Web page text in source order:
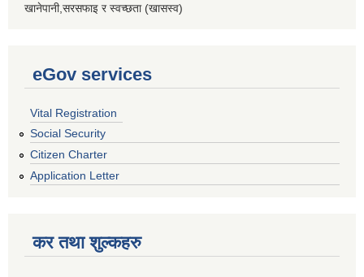
खानेपानी,सरसफाइ र स्वच्छता (खासस्व)
eGov services
Vital Registration
Social Security
Citizen Charter
Application Letter
कर तथा शुल्कहरु